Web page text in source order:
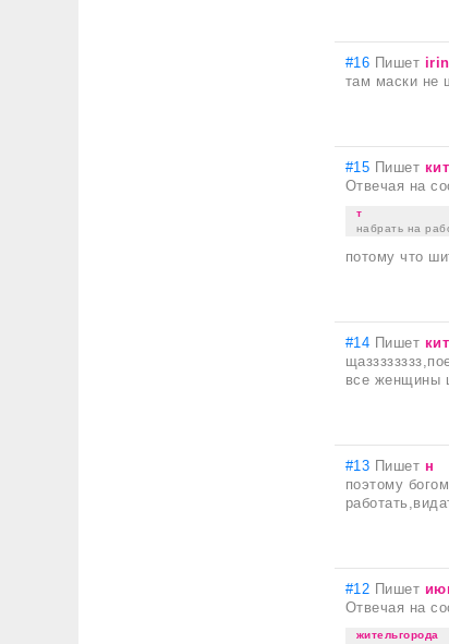
#16 Пишет
там маски не
#15 Пишет кит
Отвечая на
т
набрать на
потому что
#14 Пишет кит
все женщины
#13 Пишет н
поэтому
#12 Пишет
Отвечая на
жительгорода